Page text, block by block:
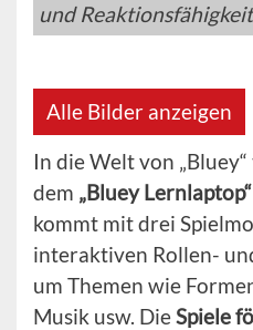
und
Alle Bilder anzeigen
In die Welt von
dem „Bluey Lernlaptop“
kommt mit drei
interaktiven Rollen-
um Themen wie
Musik usw. DieSpiele